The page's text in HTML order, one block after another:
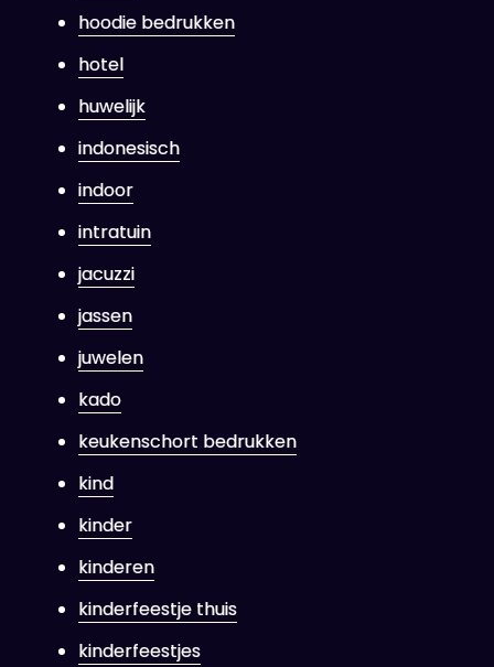
hoodie bedrukken
hotel
huwelijk
indonesisch
indoor
intratuin
jacuzzi
jassen
juwelen
kado
keukenschort bedrukken
kind
kinder
kinderen
kinderfeestje thuis
kinderfeestjes